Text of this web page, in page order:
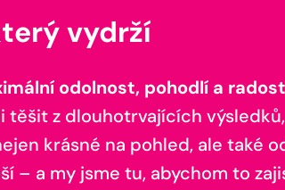
vydrží
odolnost, pohodlí a
z dlouhotrvajících
krásné na pohled, ale také
– a my jsme tu, abychom to